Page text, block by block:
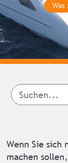
Wenn Sie sich
machen